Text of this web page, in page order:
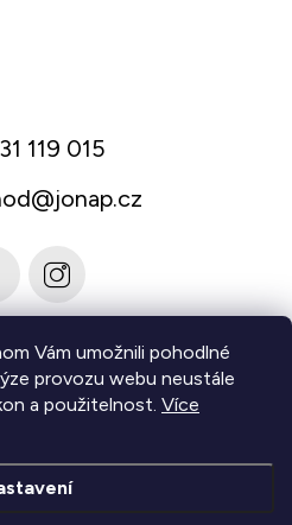
Vám umožnili pohodlné
provozu webu neustále
a použitelnost. Více
119 015
@jonap.cz